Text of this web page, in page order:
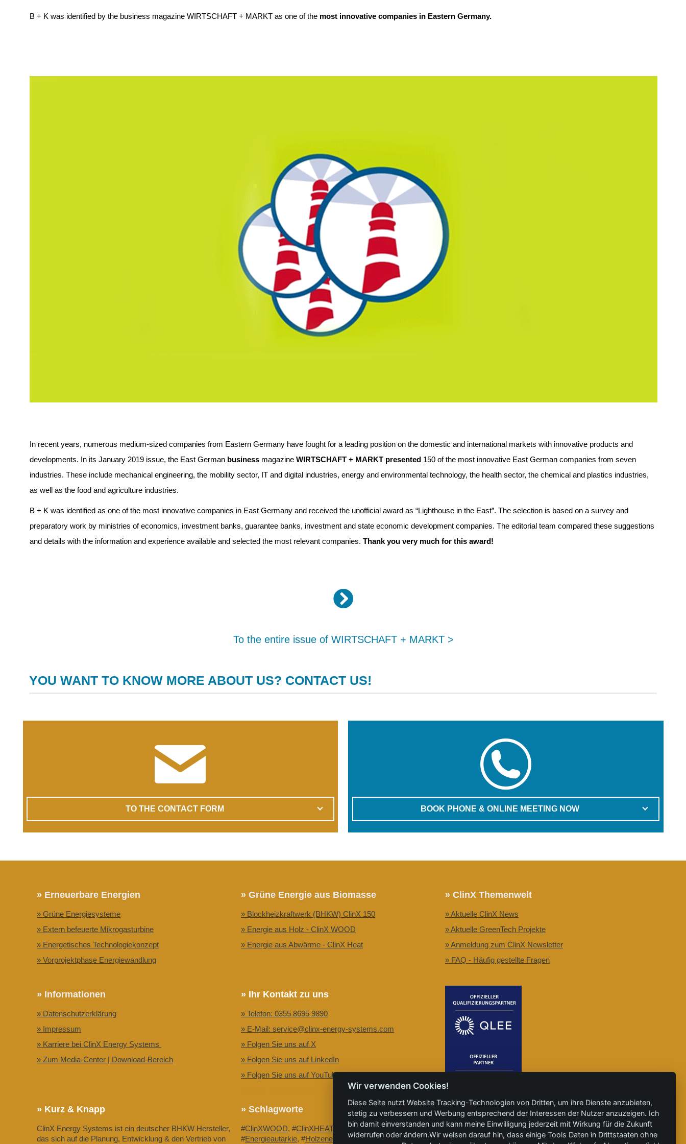
B + K was identified by the business magazine WIRTSCHAFT + MARKT as one of the most innovative companies in Eastern Germany.
In recent years, numerous medium-sized companies from Eastern Germany have fought for a leading position on the domestic and international markets with innovative products and
developments. In its January 2019 issue, the East German businessmagazine WIRTSCHAFT + MARKT presented150 of the most innovative East German companies from seven
industries. These include mechanical engineering, the mobility sector, IT and digital industries, energy and environmental technology, the health sector, the chemical and plastics industries,
as well as the food and agriculture industries.
B + K was identified as one of the most innovative companies in East Germany and received the unofficial award as “Lighthouse in the East”. The selection is based on a survey and
preparatory work by ministries of economics, investment banks, guarantee banks, investment and state economic development companies. The editorial team compared these suggestions
and details with the information and experience available and selected the most relevant companies. Thank you very much for this award!
To the entire issue of WIRTSCHAFT + MARKT >
YOU WANT TO KNOW MORE ABOUT US? CONTACT US!
TO THE CONTACT FORM BOOK PHONE & ONLINE MEETING NOW
» Erneuerbare Energien
» Grüne Energiesysteme
» Extern befeuerte Mikrogasturbine
» Energetisches Technologiekonzept
» Vorprojektphase Energiewandlung
» Grüne Energie aus Biomasse
» Blockheizkraftwerk (BHKW) ClinX 150
» Energie aus Holz - ClinX WOOD
» Energie aus Abwärme - ClinX Heat
» ClinX Themenwelt
» Aktuelle ClinX News
» Aktuelle GreenTech Projekte
» Anmeldung zum ClinX Newsletter
» FAQ - Häufig gestellte Fragen
» Informationen
» Datenschutzerklärung
» Impressum
» Karriere bei ClinX Energy Systems
» Zum Media-Center | Download-Bereich
» Kurz & Knapp
ClinX Energy Systems ist ein deutscher BHKW Hersteller,
das sich auf die Planung, Entwicklung & den Vertrieb von
» Ihr Kontakt zu uns
» Telefon: 0355 8695 9890
» E-Mail: service@clinx-energy-systems.com
» Folgen Sie uns auf X
» Folgen Sie uns auf LinkedIn
» Folgen Sie uns auf YouTube
Partner: CleanTech zur Dekarbonisierung.
» Schlagworte
#ClinXWOOD, #ClinXHEAT GrüneWärme,
#Energieautarkie, #Holzenergie , #Greenwashing
Wir verwenden Cookies!
Diese Seite nutzt Website Tracking-Technologien von Dritten, um ihre Dienste anzubieten,
stetig zu verbessern und Werbung entsprechend der Interessen der Nutzer anzuzeigen. Ich
bin damit einverstanden und kann meine Einwilligung jederzeit mit Wirkung für die Zukunft
widerrufen oder ändern.Wir weisen darauf hin, dass einige Tools Daten in Drittstaaten ohne